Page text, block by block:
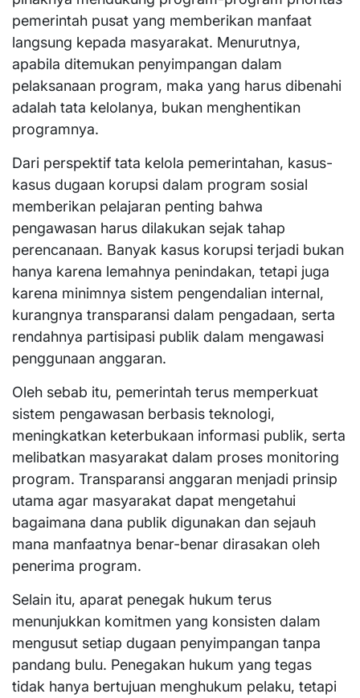
pemerintah pusat yang memberikan manfaat
langsung kepada masyarakat. Menurutnya,
apabila ditemukan penyimpangan dalam
pelaksanaan program, maka yang harus dibenahi
adalah tata kelolanya, bukan menghentikan
programnya.
Dari perspektif tata kelola pemerintahan, kasus-
kasus dugaan korupsi dalam program sosial
memberikan pelajaran penting bahwa
pengawasan harus dilakukan sejak tahap
perencanaan. Banyak kasus korupsi terjadi bukan
hanya karena lemahnya penindakan, tetapi juga
karena minimnya sistem pengendalian internal,
kurangnya transparansi dalam pengadaan, serta
rendahnya partisipasi publik dalam mengawasi
penggunaan anggaran.
Oleh sebab itu, pemerintah terus memperkuat
sistem pengawasan berbasis teknologi,
meningkatkan keterbukaan informasi publik, serta
melibatkan masyarakat dalam proses monitoring
program. Transparansi anggaran menjadi prinsip
utama agar masyarakat dapat mengetahui
bagaimana dana publik digunakan dan sejauh
mana manfaatnya benar-benar dirasakan oleh
penerima program.
Selain itu, aparat penegak hukum terus
menunjukkan komitmen yang konsisten dalam
mengusut setiap dugaan penyimpangan tanpa
pandang bulu. Penegakan hukum yang tegas
tidak hanya bertujuan menghukum pelaku, tetapi